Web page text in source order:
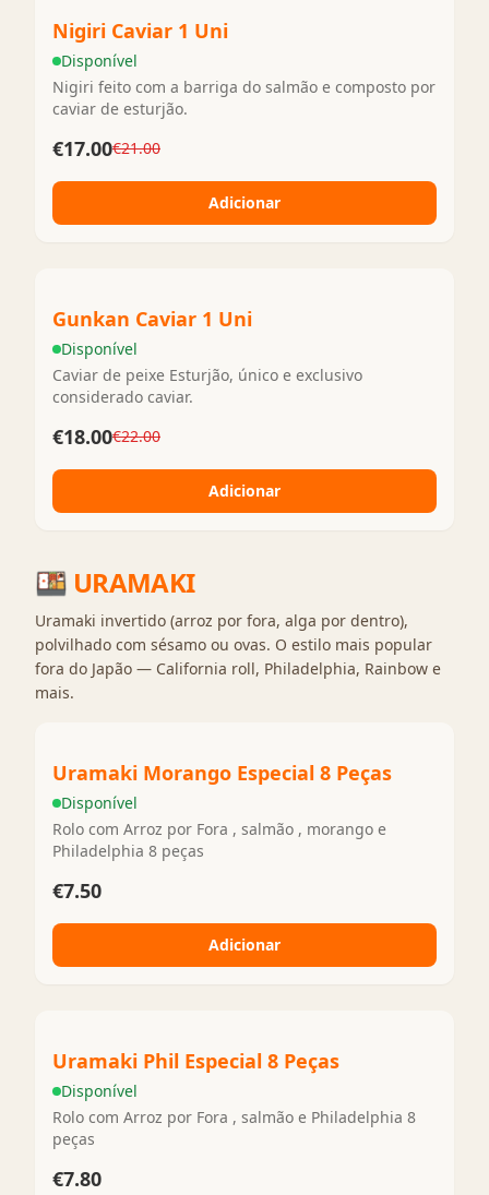
Nigiri Caviar 1 Uni
Disponível
Nigiri feito com a barriga do salmão e composto por
caviar de esturjão.
€17.00€21.00
Adicionar
Gunkan Caviar 1 Uni
Disponível
Caviar de peixe Esturjão, único e exclusivo
considerado caviar.
€18.00€22.00
Adicionar
🍱 URAMAKI
Uramaki invertido (arroz por fora, alga por dentro),
polvilhado com sésamo ou ovas. O estilo mais popular
fora do Japão — California roll, Philadelphia, Rainbow e
mais.
Uramaki Morango Especial 8 Peças
Disponível
Rolo com Arroz por Fora , salmão , morango e
Philadelphia 8 peças
€7.50
Adicionar
Uramaki Phil Especial 8 Peças
Disponível
Rolo com Arroz por Fora , salmão e Philadelphia 8
peças
€7.80